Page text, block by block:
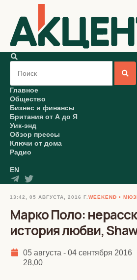
Главное
Общество
Бизнес и финансы
Британия от А до Я
Уик-энд
Обзор прессы
Ключи от дома
Радио
EN
13:42, 05 АВГУСТА, 2016 Г. WEEKEND
Марко Поло:
история любви,
05 августа - 04 сентября 2016
28,00